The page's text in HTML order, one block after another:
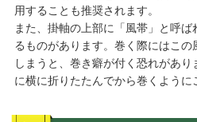
用することも推奨されます。
また、掛軸の上部に「風帯」と呼
るものがあります。巻く際にはこ
しまうと、巻き癖が付く恐れがあ
に横に折りたたんでから巻くように